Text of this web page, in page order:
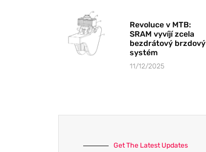
Revoluce v MTB:
SRAM vyvíjí zcela
bezdrátový brzdový
systém
11/12/2025
Get The Latest Updates